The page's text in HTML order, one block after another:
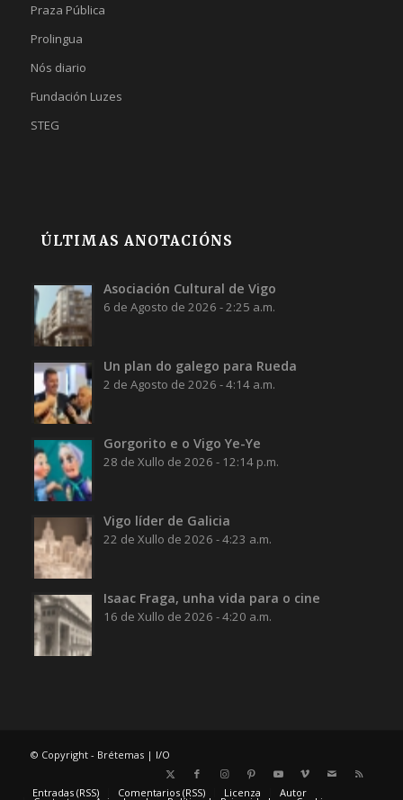
Praza Pública
Prolingua
Nós diario
Fundación Luzes
STEG
ÚLTIMAS ANOTACIÓNS
Asociación Cultural de Vigo
6 de Agosto de 2026 - 2:25 a.m.
Un plan do galego para Rueda
2 de Agosto de 2026 - 4:14 a.m.
Gorgorito e o Vigo Ye-Ye
28 de Xullo de 2026 - 12:14 p.m.
Vigo líder de Galicia
22 de Xullo de 2026 - 4:23 a.m.
Isaac Fraga, unha vida para o cine
16 de Xullo de 2026 - 4:20 a.m.
© Copyright - Brétemas | I/O
Entradas (RSS) Comentarios (RSS) Licenza Autor